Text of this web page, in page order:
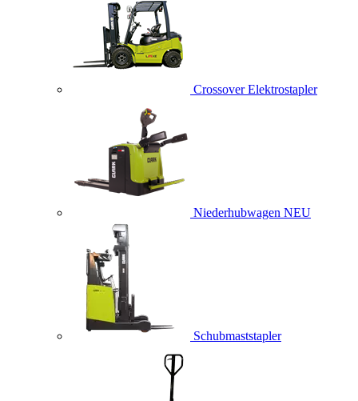
Crossover Elektrostapler
Niederhubwagen NEU
Schubmaststapler